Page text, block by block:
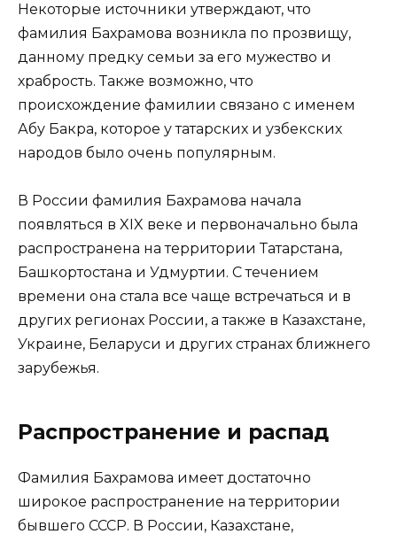
Некоторые источники утверждают, что
фамилия Бахрамова возникла по прозвищу,
данному предку семьи за его мужество и
храбрость. Также возможно, что
происхождение фамилии связано с именем
Абу Бакра, которое у татарских и узбекских
народов было очень популярным.
В России фамилия Бахрамова начала
появляться в XIX веке и первоначально была
распространена на территории Татарстана,
Башкортостана и Удмуртии. С течением
времени она стала все чаще встречаться и в
других регионах России, а также в Казахстане,
Украине, Беларуси и других странах ближнего
зарубежья.
Распространение и распад
Фамилия Бахрамова имеет достаточно
широкое распространение на территории
бывшего СССР. В России, Казахстане,